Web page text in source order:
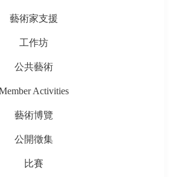
藝術家支援
工作坊
公共藝術
Activities
藝術博覽
公開徵集
比賽